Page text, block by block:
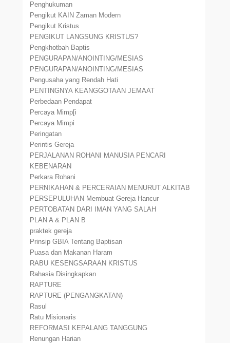
Penghukuman
Pengikut KAIN Zaman Modern
Pengikut Kristus
PENGIKUT LANGSUNG KRISTUS?
Pengkhotbah Baptis
PENGURAPAN/ANOINTING/MESIAS
PENGURAPAN/ANOINTING/MESIAS
Pengusaha yang Rendah Hati
PENTINGNYA KEANGGOTAAN JEMAAT
Perbedaan Pendapat
Percaya Mimp[i
Percaya Mimpi
Peringatan
Perintis Gereja
PERJALANAN ROHANI MANUSIA PENCARI
KEBENARAN
Perkara Rohani
PERNIKAHAN & PERCERAIAN MENURUT ALKITAB
PERSEPULUHAN Membuat Gereja Hancur
PERTOBATAN DARI IMAN YANG SALAH
PLAN A & PLAN B
praktek gereja
Prinsip GBIA Tentang Baptisan
Puasa dan Makanan Haram
RABU KESENGSARAAN KRISTUS
Rahasia Disingkapkan
RAPTURE
RAPTURE (PENGANGKATAN)
Rasul
Ratu Misionaris
REFORMASI KEPALANG TANGGUNG
Renungan Harian